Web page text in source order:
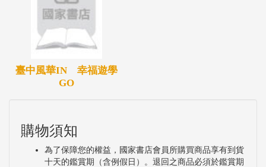
臺中風華IN 幸福遊學
GO
購物須知
為了保障您的權益，國家書店會員所購買商品享有到貨
十天的鑑賞期（含例假日）。退回之商品必須於鑑賞期